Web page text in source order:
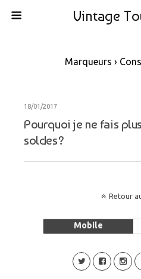
Vintage
Marqueurs ›
18/01/2017
Pourquoi je ne fais
soldes?
Retour
Mobile